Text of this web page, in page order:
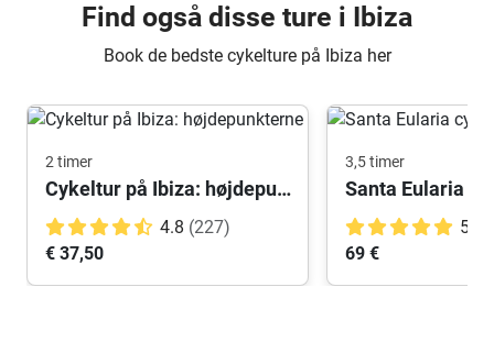
Find også disse ture i Ibiza
Book de bedste cykelture på Ibiza her
2 timer
Cykeltur på Ibiza: højdepunkterne
4.8 (227)
€ 37,50
3,5 timer
Santa Eularia
5.0
69 €